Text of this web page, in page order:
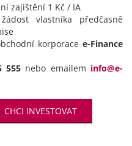
zajištění 1 Kč / IA
vlastníka předčasně
korporace e-Finance
555nebo emailem info@e-
CHCI INVESTOVAT